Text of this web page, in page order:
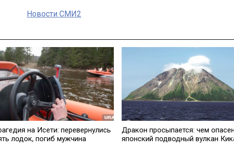
Новости СМИ2
на Исети: перевернулись
лодок, погиб мужчина
Дракон просыпается: чем
японский подводный вулкан